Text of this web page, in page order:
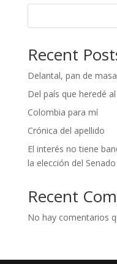
Recent
Delantal, pan de
Del país que heredé
Colombia para mí
Crónica del apellido
El interés no tiene
la elección del Senado
Recent
No hay comentarios